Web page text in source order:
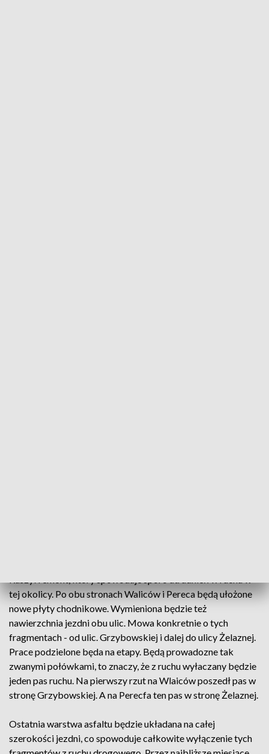
tej okolicy. Po obu stronach Waliców i Pereca będą ułożone
nowe płyty chodnikowe. Wymieniona będzie też
nawierzchnia jezdni obu ulic. Mowa konkretnie o tych
fragmentach - od ulic. Grzybowskiej i dalej do ulicy Żelaznej.
Prace podzielone będa na etapy. Będą prowadozne tak
zwanymi połówkami, to znaczy, że z ruchu wyłaczany będzie
jeden pas ruchu. Na pierwszy rzut na Wlaiców poszedł pas w
stronę Grzybowskiej. A na Perecfa ten pas w stronę Żelaznej.
Ostatnia warstwa asfaltu będzie układana na całej
szerokości jezdni, co spowoduje całkowite wyłączenie tych